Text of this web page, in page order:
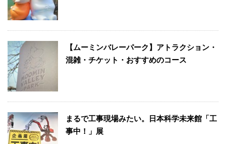
【ムーミンバレーパーク】アトラクション・
混雑・チケット・おすすめのコース
まるで工事現場みたい。日本科学未来館「工
事中！」展